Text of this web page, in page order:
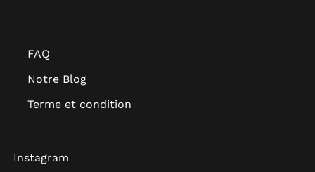
FAQ
Notre Blog
Terme et condition
Instagram